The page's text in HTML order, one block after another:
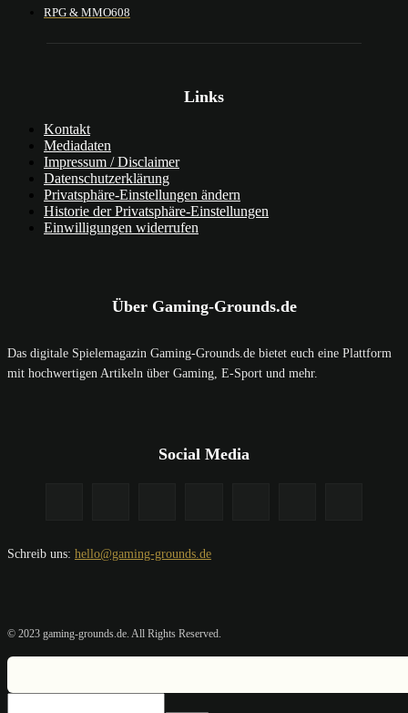
RPG & MMO608
Links
Kontakt
Mediadaten
Impressum / Disclaimer
Datenschutzerklärung
Privatsphäre-Einstellungen ändern
Historie der Privatsphäre-Einstellungen
Einwilligungen widerrufen
Über Gaming-Grounds.de
Das digitale Spielemagazin Gaming-Grounds.de bietet euch eine Plattform
mit hochwertigen Artikeln über Gaming, E-Sport und mehr.
Social Media
Schreib uns: hello@gaming-grounds.de
© 2023 gaming-grounds.de. All Rights Reserved.